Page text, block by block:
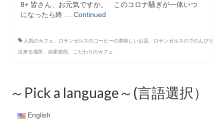
8+ 皆さん、お元気ですか。 このコロナ騒ぎが一体いつ
になったら終 … Continued
人気のカフェ、ロサンゼルスのコーヒーの美味しいお店、ロサンゼルスのでのんびり
出来る場所、自家焙煎、こだわりのカフェ
～Pick a language～(言語選択）
English